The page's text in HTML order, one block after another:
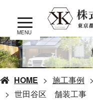
MENU
HOME 施工事例
世田谷区 舗装工事